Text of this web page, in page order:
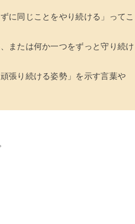
に同じことをやり続ける」ってこ
または何か一つをずっと守り続け
張り続ける姿勢」を示す言葉や